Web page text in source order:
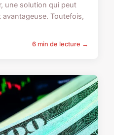
une solution qui peut
avantageuse. Toutefois,
6 min de lecture →